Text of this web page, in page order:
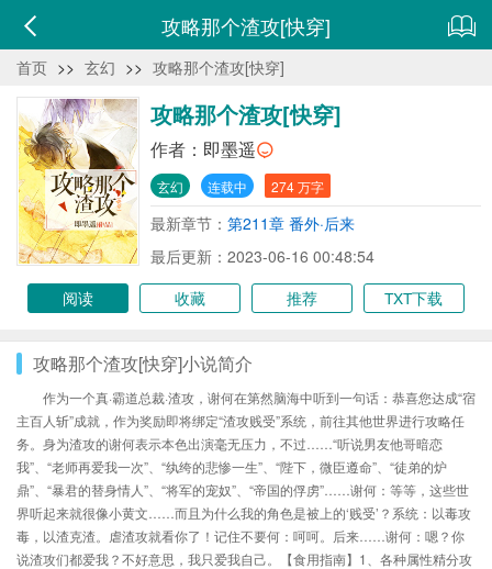
攻略那个渣攻[快穿]
首页 >> 玄幻 >> 攻略那个渣攻[快穿]
攻略那个渣攻[快穿]
作者： 即墨遥
玄幻 连载中 274 万字
最新章节： 第211章 番外·后来
最后更新：2023-06-16 00:48:54
阅读
收藏 推荐 TXT下载
攻略那个渣攻[快穿]小说简介
作为一个真·霸道总裁·渣攻，谢何在第然脑海中听到一句话：恭喜您达成“宿
主百人斩”成就，作为奖励即将绑定“渣攻贱受”系统，前往其他世界进行攻略任
务。身为渣攻的谢何表示本色出演毫无压力，不过……“听说男友他哥暗恋
我”、“老师再爱我一次”、“纨绔的悲惨一生”、“陛下，微臣遵命”、“徒弟的炉
鼎”、“暴君的替身情人”、“将军的宠奴”、“帝国的俘虏”……谢何：等等，这些世
界听起来就很像小黄文……而且为什么我的角色是被上的‘贱受’？系统：以毒攻
毒，以渣克渣。虐渣攻就看你了！记住不要何：呵呵。后来……谢何：嗯？你
说渣攻们都爱我？不好意思，我只爱我自己。【食用指南】1、各种属性精分攻